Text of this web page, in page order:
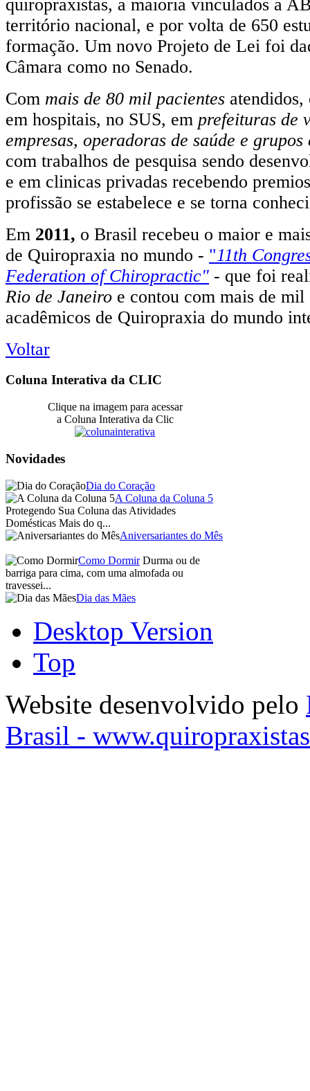
quiropraxistas, a maioria vinculados a
território nacional, e por volta de 650
formação. Um novo Projeto de Lei foi
Câmara como no Senado.
Com mais de 80 mil pacientes atendidos,
em hospitais, no SUS, em prefeituras de
empresas, operadoras de saúde e grupos
com trabalhos de pesquisa sendo
e em clinicas privadas recebendo
profissão se estabelece e se torna
Em 2011, o Brasil recebeu o maior e
de Quiropraxia no mundo - "11th
Federation of Chiropractic" - que foi
Rio de Janeiro e contou com mais de
acadêmicos de Quiropraxia do mundo
Voltar
Coluna Interativa da CLIC
Clique na imagem para acessar
a Coluna Interativa da Clic
Novidades
Dia do Coração
A Coluna da Coluna 5
Protegendo Sua Coluna das Atividades
Domésticas Mais do q...
Aniversariantes do Mês
Como Dormir Durma ou de
barriga para cima, com uma almofada ou
travessei...
Dia das Mães
Desktop Version
Top
Website desenvolvido pelo
Brasil -